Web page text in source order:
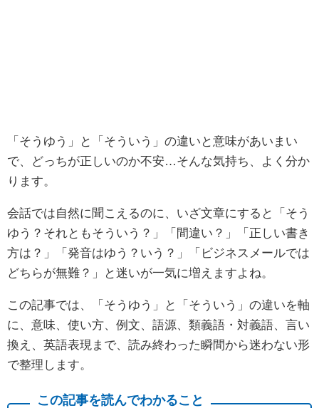
「そうゆう」と「そういう」の違いと意味があいまい
で、どっちが正しいのか不安…そんな気持ち、よく分か
ります。
会話では自然に聞こえるのに、いざ文章にすると「そう
ゆう？それともそういう？」「間違い？」「正しい書き
方は？」「発音はゆう？いう？」「ビジネスメールでは
どちらが無難？」と迷いが一気に増えますよね。
この記事では、「そうゆう」と「そういう」の違いを軸
に、意味、使い方、例文、語源、類義語・対義語、言い
換え、英語表現まで、読み終わった瞬間から迷わない形
で整理します。